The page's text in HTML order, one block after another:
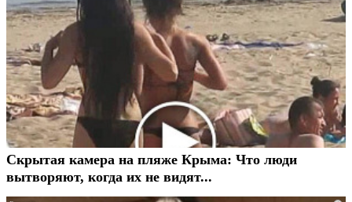
Скрытая камера на пляже Крыма: Что люди
вытворяют, когда их не видят...